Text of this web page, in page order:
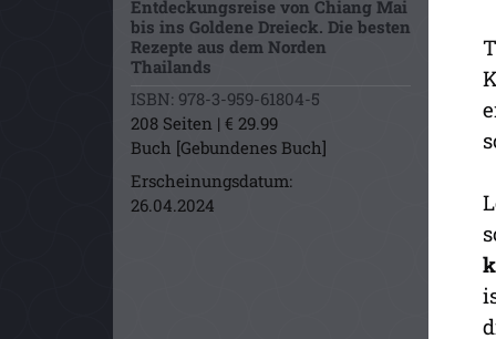
Entdeckungsreise von Chiang Mai
bis ins Goldene Dreieck. Die besten
Rezepte aus dem Norden
Thailands
ISBN: 978-3-959-61804-5
208 Seiten | € 29.99
Buch [Gebundenes Buch]
Erscheinungsdatum:
26.04.2024